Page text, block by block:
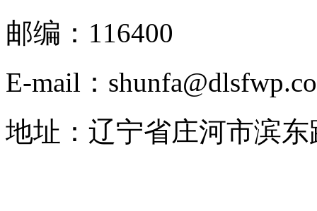
邮编：116400
E-mail：
地址：辽宁省庄河市滨东